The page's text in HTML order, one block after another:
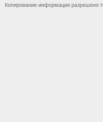
Копирование информации разрешено